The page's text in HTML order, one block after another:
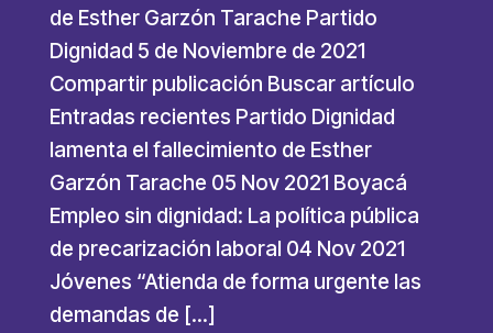
de Esther Garzón Tarache Partido
Dignidad 5 de Noviembre de 2021
Compartir publicación Buscar artículo
Entradas recientes Partido Dignidad
lamenta el fallecimiento de Esther
Garzón Tarache 05 Nov 2021 Boyacá
Empleo sin dignidad: La política pública
de precarización laboral 04 Nov 2021
Jóvenes “Atienda de forma urgente las
demandas de […]